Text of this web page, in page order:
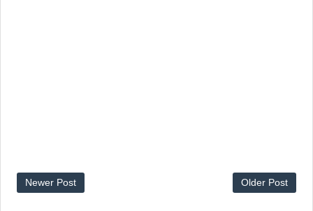
Newer Post Older Post